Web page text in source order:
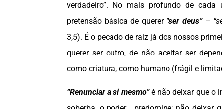
verdadeiro”. No mais profundo de
pretensão básica de querer “ser deus”–
3,5). É o pecado de raiz já dos nossos
querer ser outro, de não aceitar ser
como criatura, como humano (frágil e
“Renunciar a si mesmo”é não deixar que o